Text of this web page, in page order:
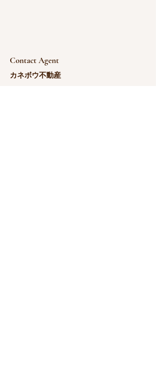
Contact Agent
カネボウ不動産